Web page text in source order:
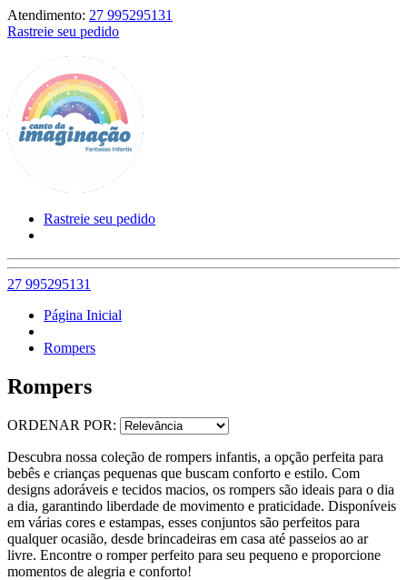
Atendimento: 27 995295131
Rastreie seu pedido
Rastreie seu pedido
27 995295131
Página Inicial
Rompers
Rompers
ORDENAR POR:
Descubra nossa coleção de rompers infantis, a opção perfeita para
bebês e crianças pequenas que buscam conforto e estilo. Com
designs adoráveis e tecidos macios, os rompers são ideais para o dia
a dia, garantindo liberdade de movimento e praticidade. Disponíveis
em várias cores e estampas, esses conjuntos são perfeitos para
qualquer ocasião, desde brincadeiras em casa até passeios ao ar
livre. Encontre o romper perfeito para seu pequeno e proporcione
momentos de alegria e conforto!